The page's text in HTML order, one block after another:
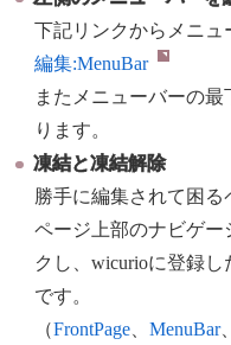
下記リンクからメニュ
編集:MenuBar
またメニューバーの
ります。
凍結と凍結解除
勝手に編集されて困る
ページ上部のナビゲー
クし、wicurioに登録
です。
（FrontPage 、MenuBar